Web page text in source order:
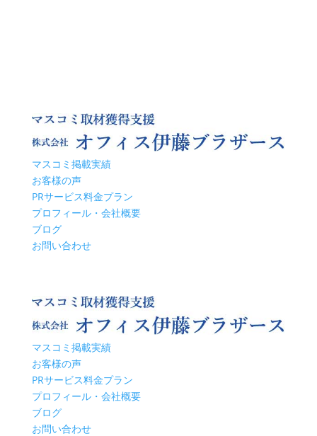
マスコミ掲載実績
お客様の声
PRサービス料金プラン
プロフィール・会社概要
ブログ
お問い合わせ
マスコミ掲載実績
お客様の声
PRサービス料金プラン
プロフィール・会社概要
ブログ
お問い合わせ